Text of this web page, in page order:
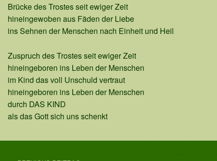
Brücke des Trostes seit ewiger Zeit
hineingewoben aus Fäden der Liebe
ins Sehnen der Menschen nach Einheit und Heil
Zuspruch des Trostes seit ewiger Zeit
hineingeboren ins Leben der Menschen
im Kind das voll Unschuld vertraut
hineingeboren ins Leben der Menschen
durch DAS KIND
als das Gott sich uns schenkt
Post navigation